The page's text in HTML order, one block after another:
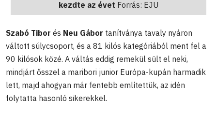
kezdte az évet Forrás: EJU
Szabó Tibor és Neu Gábor tanítványa tavaly nyáron
váltott súlycsoport, és a 81 kilós kategóriából ment fel a
90 kilósok közé. A váltás eddig remekül sült el neki,
mindjárt ősszel a maribori junior Európa-kupán harmadik
lett, majd ahogyan már fentebb említettük, az idén
folytatta hasonló sikerekkel.